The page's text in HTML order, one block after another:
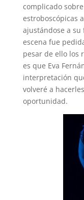
complicado
estroboscópicas
ajustándose a
escena fue
pesar de ello los
es que Eva
interpretación
volveré a
oportunidad.